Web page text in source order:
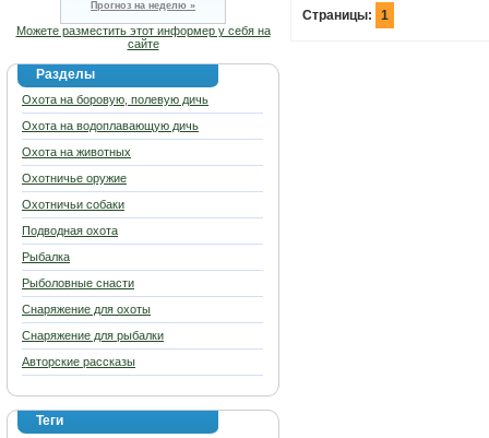
Прогноз на неделю »
Можете разместить этот информер у себя на
сайте
Разделы
Охота на боровую, полевую дичь
Охота на водоплавающую дичь
Охота на животных
Охотничье оружие
Охотничьи собаки
Подводная охота
Рыбалка
Рыболовные снасти
Снаряжение для охоты
Снаряжение для рыбалки
Авторские рассказы
Теги
Страницы: 1